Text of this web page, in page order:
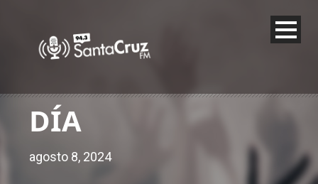
DÍA
agosto 8, 2024